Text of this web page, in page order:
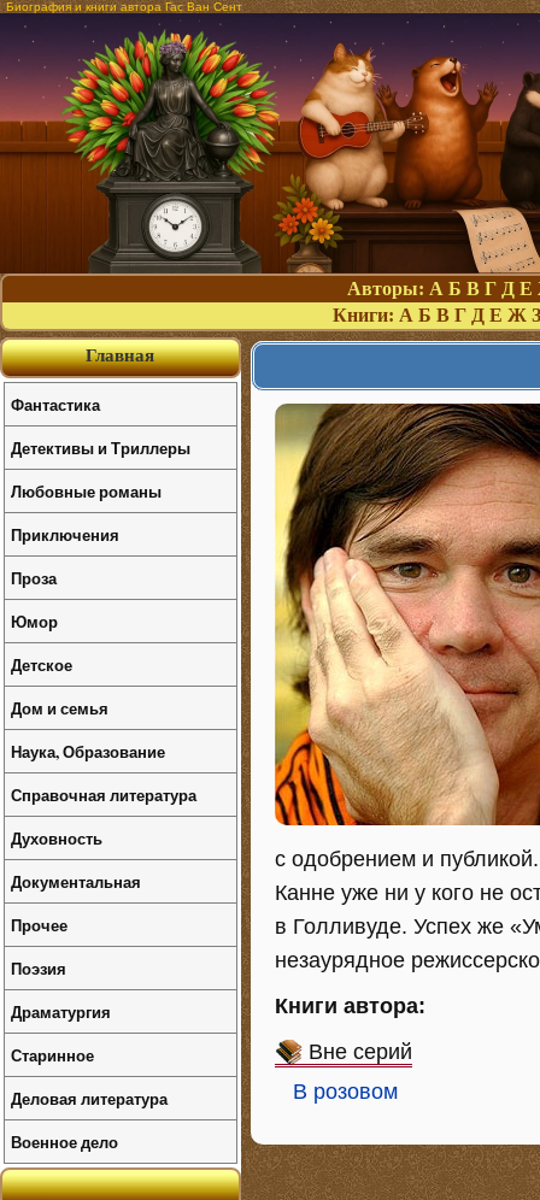
Биография и книги автора Гас Ван Сент
Авторы: А Б В Г Д Е
Книги: А Б В Г Д Е Ж З
с одобрением и
Канне уже ни у кого не
в Голливуде. Успех же
незаурядное
Книги автора:
Вне серий
В розовом
Главная
Фантастика
Детективы и Триллеры
Любовные романы
Приключения
Проза
Юмор
Детское
Дом и семья
Наука, Образование
Справочная литература
Духовность
Документальная
Прочее
Поэзия
Драматургия
Старинное
Деловая литература
Военное дело